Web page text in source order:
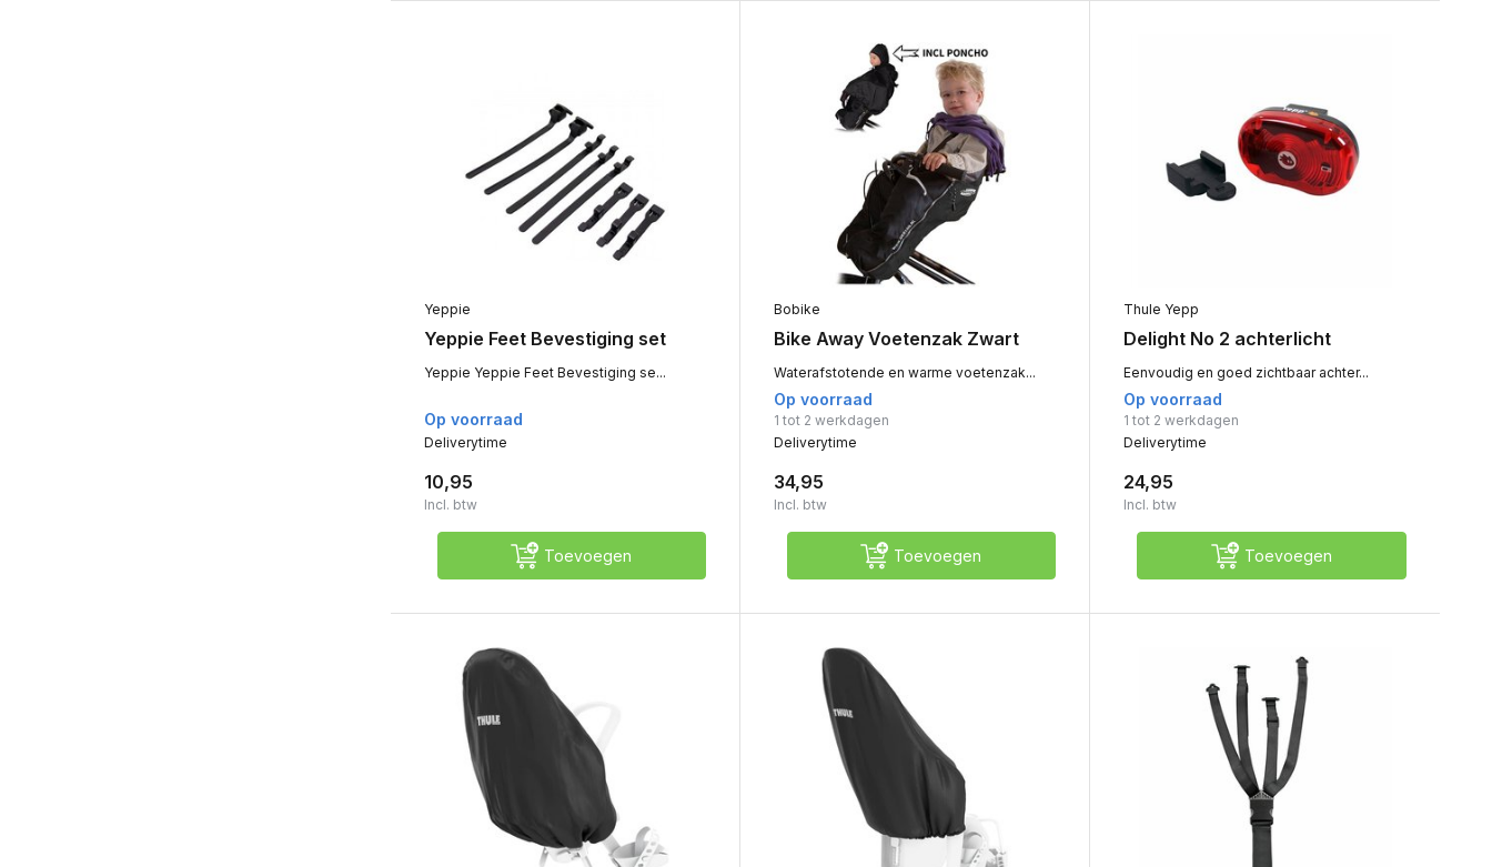
Yeppie
Yeppie Feet Bevestiging set
Yeppie Yeppie Feet Bevestiging se...
Op voorraad
Deliverytime
10,95
Incl. btw
Toevoegen
Bobike
Bike Away Voetenzak Zwart
Waterafstotende en warme voetenzak...
Op voorraad
1 tot 2 werkdagen
Deliverytime
34,95
Incl. btw
Toevoegen
Thule Yepp
Delight No 2 achterlicht
Eenvoudig en goed zichtbaar achter...
Op voorraad
1 tot 2 werkdagen
Deliverytime
24,95
Incl. btw
Toevoegen